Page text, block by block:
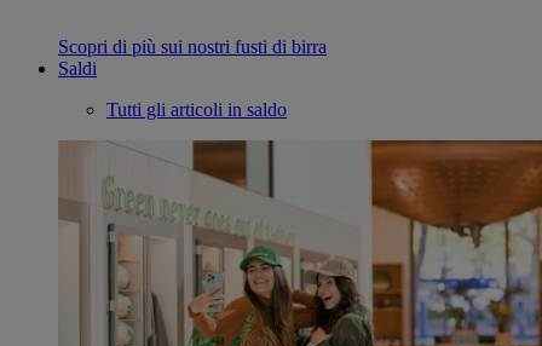
Scopri di più sui nostri fusti di birra
Saldi
Tutti gli articoli in saldo